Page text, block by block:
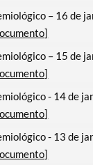
– 16 de
– 15 de
- 14 de
- 13 de